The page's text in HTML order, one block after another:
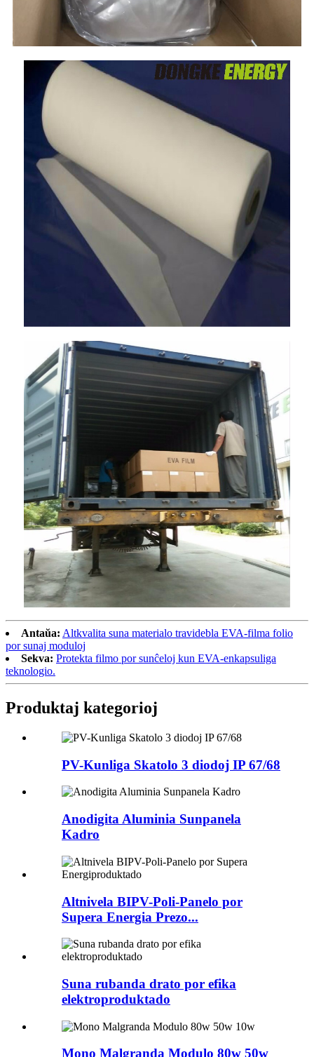
Antaŭa: Altkvalita suna materialo travidebla EVA-filma folio
por sunaj moduloj
Sekva: Protekta filmo por sunĉeloj kun EVA-enkapsuliga
teknologio.
Produktaj kategorioj
PV-Kunliga Skatolo 3 diodoj IP 67/68
Anodigita Aluminia Sunpanela
Kadro
Altnivela BIPV-Poli-Panelo por
Supera Energia Prezo...
Suna rubanda drato por efika
elektroproduktado
Mono Malgranda Modulo 80w 50w